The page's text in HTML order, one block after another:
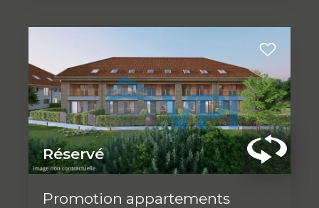
Réservé
Promotion appartements